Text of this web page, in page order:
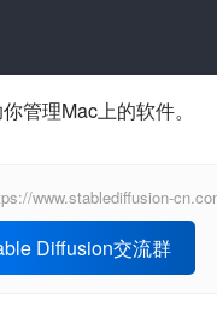
管理Mac上的软件。
www.stablediffusion-
Diffusion交流群